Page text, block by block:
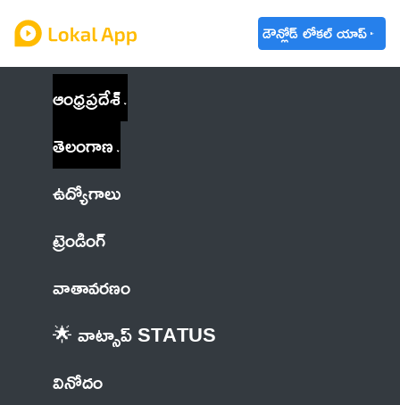
డౌన్లోడ్ లోకల్ యాప్
ఆంధ్రప్రదేశ్
తెలంగాణ
ఉద్యోగాలు
ట్రెండింగ్
వాతావరణం
🌟 వాట్సాప్ STATUS
వినోదం